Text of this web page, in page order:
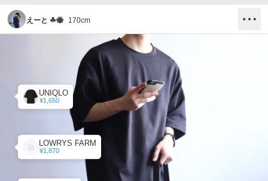
えーと ☘🐝 170cm
UNIQLO
¥1,650
LOWRYS FARM
¥1,870